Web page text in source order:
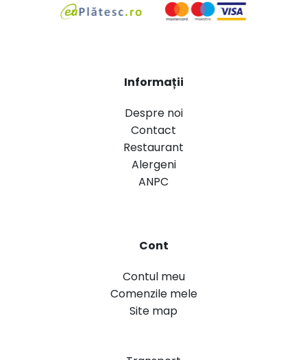
Informații
Despre noi
Contact
Restaurant
Alergeni
ANPC
Cont
Contul meu
Comenzile mele
Site map